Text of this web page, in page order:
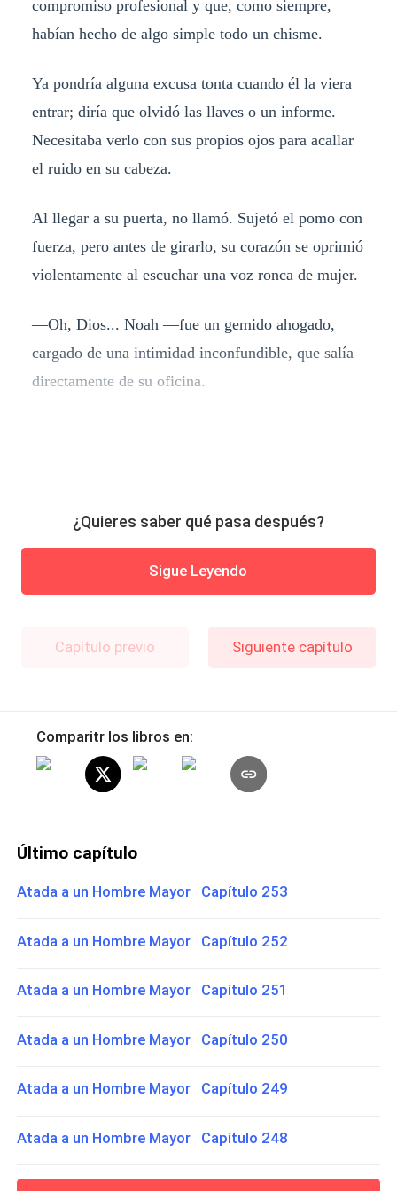
compromiso profesional y que, como siempre,
habían hecho de algo simple todo un chisme.
Ya pondría alguna excusa tonta cuando él la viera
entrar; diría que olvidó las llaves o un informe.
Necesitaba verlo con sus propios ojos para acallar
el ruido en su cabeza.
Al llegar a su puerta, no llamó. Sujetó el pomo con
fuerza, pero antes de girarlo, su corazón se oprimió
violentamente al escuchar una voz ronca de mujer.
​—Oh, Dios... Noah —fue un gemido ahogado,
cargado de una intimidad inconfundible, que salía
directamente de su oficina.
¿Quieres saber qué pasa después?
Sigue Leyendo
Capítulo previo Siguiente capítulo
Comparitr los libros en:
Último capítulo
Atada a un Hombre Mayor Capítulo 253
Atada a un Hombre Mayor Capítulo 252
Atada a un Hombre Mayor Capítulo 251
Atada a un Hombre Mayor Capítulo 250
Atada a un Hombre Mayor Capítulo 249
Atada a un Hombre Mayor Capítulo 248